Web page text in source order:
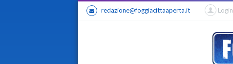
redazione@foggiacittaaperta.it Login